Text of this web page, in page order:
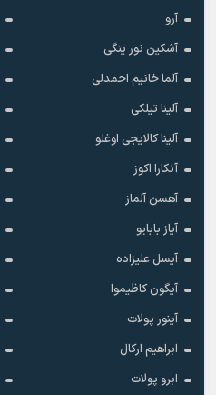
آرو
آشکین نور ینگی
آلما خانیم احمدلی
آلینا تیلکی
آلینا کالایجی اوغلو
آنکارا اکوز
آهسن آلماز
آیاز بابایو
آیسل علیزاده
آیگون کاظیموا
آینور پولات
ابراهیم ارکال
ابرو پولات